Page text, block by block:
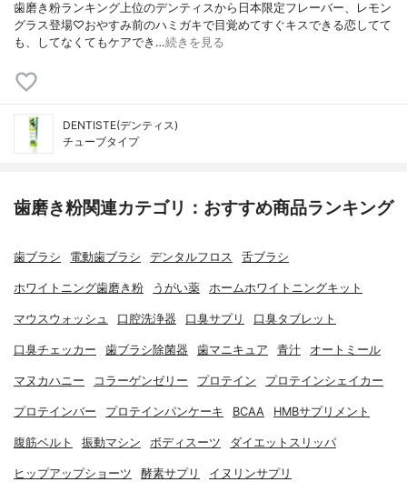
歯磨き粉ランキング上位のデンティスから日本限定フレーバー、レモン
グラス登場♡おやすみ前のハミガキで目覚めてすぐキスできる恋してて
も、してなくてもケアでき…続きを見る
DENTISTE(デンティス)
チューブタイプ
歯磨き粉関連カテゴリ：おすすめ商品ランキング
歯ブラシ 電動歯ブラシ デンタルフロス 舌ブラシ
ホワイトニング歯磨き粉 うがい薬 ホームホワイトニングキット
マウスウォッシュ 口腔洗浄器 口臭サプリ 口臭タブレット
口臭チェッカー 歯ブラシ除菌器 歯マニキュア 青汁 オートミール
マヌカハニー コラーゲンゼリー プロテイン プロテインシェイカー
プロテインバー プロテインパンケーキ BCAA HMBサプリメント
腹筋ベルト 振動マシン ボディスーツ ダイエットスリッパ
ヒップアップショーツ 酵素サプリ イヌリンサプリ